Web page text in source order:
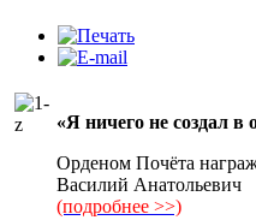
«Я ничего не создал в
Орденом Почёта
Василий Анатольевич
(подробнее >>)